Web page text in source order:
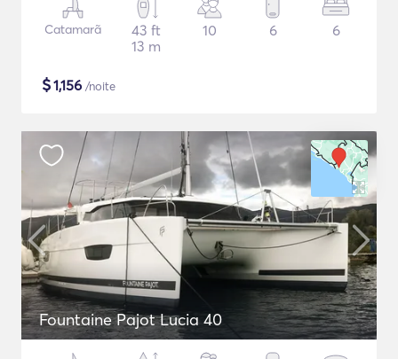
Catamarã
43 ft
13 m
10 6 6
$1,156 /noite
Fountaine Pajot Lucia 40